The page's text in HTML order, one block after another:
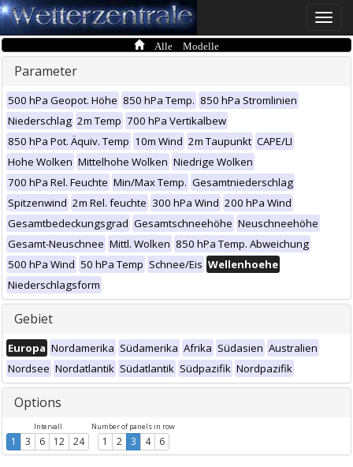
Toggle
Alle Modelle
Parameter
500 hPa Geopot. Höhe 850 hPa Temp. 850 hPa Stromlinien
Niederschlag 2m Temp 700 hPa Vertikalbew
850 hPa Pot. Äquiv. Temp 10m Wind 2m Taupunkt CAPE/LI
Hohe Wolken Mittelhohe Wolken Niedrige Wolken
700 hPa Rel. Feuchte Min/Max Temp. Gesamtniederschlag
Spitzenwind 2m Rel. feuchte 300 hPa Wind 200 hPa Wind
Gesamtbedeckungsgrad Gesamtschneehöhe Neuschneehöhe
Gesamt-Neuschnee Mittl. Wolken 850 hPa Temp. Abweichung
500 hPa Wind 50 hPa Temp Schnee/Eis Wellenhoehe
Niederschlagsform
Gebiet
Europa Nordamerika Südamerika Afrika Südasien Australien
Nordsee Nordatlantik Südatlantik Südpazifik Nordpazifik
Options
Intervall
1 3 6 12 24
Number of panels in row
1 2 3 4 6